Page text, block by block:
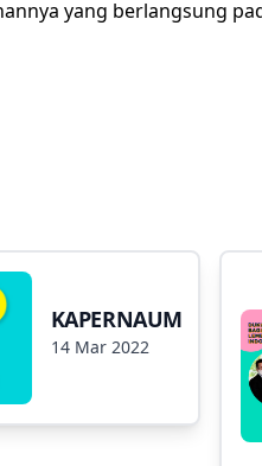
yang berlangsung
KAPERNAUM
14 Mar 2022